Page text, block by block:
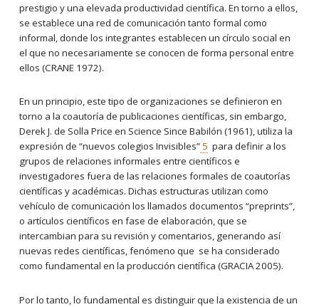
prestigio y una elevada productividad científica. En torno a ellos,
se establece una red de comunicación tanto formal como
informal, donde los integrantes establecen un círculo social en
el que no necesariamente se conocen de forma personal entre
ellos (CRANE 1972).
En un principio, este tipo de organizaciones se definieron en
torno a la coautoría de publicaciones científicas, sin embargo,
Derek J. de Solla Price en Science Since Babilón (1961), utiliza la
expresión de “nuevos colegios Invisibles”5 para definir a los
grupos de relaciones informales entre científicos e
investigadores fuera de las relaciones formales de coautorías
científicas y académicas. Dichas estructuras utilizan como
vehículo de comunicación los llamados documentos “preprints”,
o artículos científicos en fase de elaboración, que se
intercambian para su revisión y comentarios, generando así
nuevas redes científicas, fenómeno que se ha considerado
como fundamental en la producción científica (GRACIA 2005).
Por lo tanto, lo fundamental es distinguir que la existencia de un